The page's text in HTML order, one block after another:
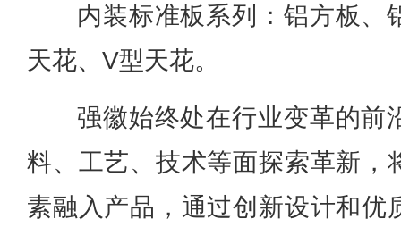
内装标准板系列：铝方板、
天花、V型天花。
强徽始终处在行业变革的前
料、工艺、技术等面探索革新，
素融入产品，通过创新设计和优